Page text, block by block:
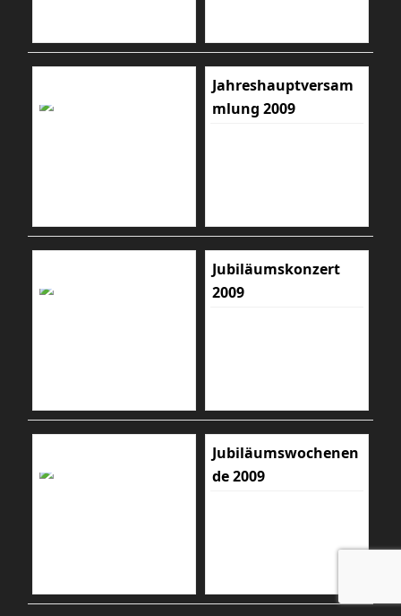
Jahreshauptversam
mlung 2009
Jubiläumskonzert
2009
Jubiläumswochenen
de 2009